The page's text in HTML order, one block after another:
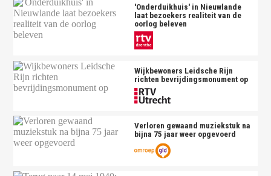
'Onderduikhuis' in Nieuwlande
laat bezoekers realiteit van de
oorlog beleven
Wijkbewoners Leidsche Rijn
richten bevrijdingsmonument op
Verloren gewaand muziekstuk na
bijna 75 jaar weer opgevoerd